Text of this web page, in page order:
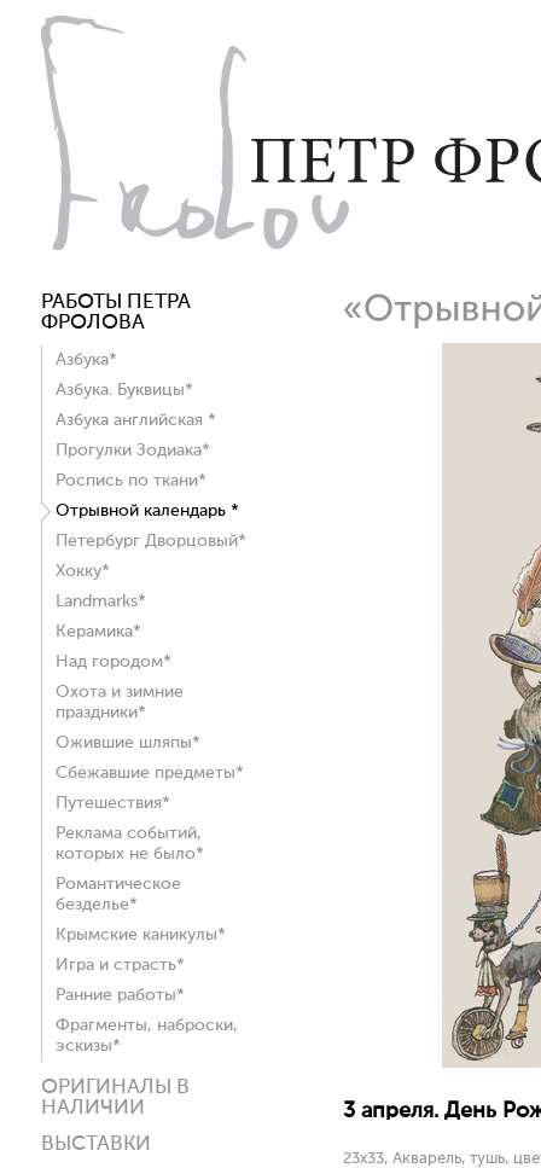
РАБОТЫ ПЕТРА
ФРОЛОВА
Азбука*
Азбука. Буквицы*
Азбука английская *
Прогулки Зодиака*
Роспись по ткани*
Отрывной календарь *
Петербург Дворцовый*
Хокку*
Landmarks*
Керамика*
Над городом*
Охота и зимние
праздники*
Ожившие шляпы*
Сбежавшие предметы*
Путешествия*
Реклама событий,
которых не было*
Романтическое
безделье*
Крымские каникулы*
Игра и страсть*
Ранние работы*
Фрагменты, наброски,
эскизы*
ОРИГИНАЛЫ В
НАЛИЧИИ
ВЫСТАВКИ
3 апреля. День
23х33, Акварель, тушь,